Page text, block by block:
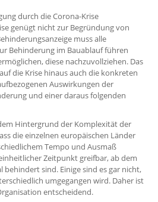
durch die Corona-Krise
genügt nicht zur Begründung von
muss alle
Behinderung im Bauablauf führen
diese nachzuvollziehen. Das
die Krise hinaus auch die konkreten
Auswirkungen der
und einer daraus folgenden
Hintergrund der Komplexität der
die einzelnen europäischen Länder
Tempo und Ausmaß
Zeitpunkt greifbar, ab dem
behindert sind. Einige sind es gar nicht,
umgegangen wird. Daher ist
entscheidend.